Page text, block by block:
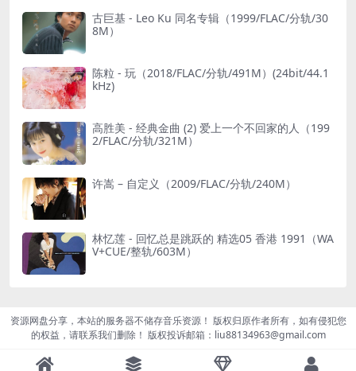
古巨基 - Leo Ku 同名专辑（1999/FLAC/分轨/30
8M）
陈粒 - 玩（2018/FLAC/分轨/491M）(24bit/44.1
kHz)
高胜美 - 经典金曲 (2) 爱上一个不回家的人（199
2/FLAC/分轨/321M）
许嵩 – 自定义（2009/FLAC/分轨/240M）
林忆莲 - 回忆总是跳跃的 精选05 香港 1991（WA
V+CUE/整轨/603M）
资源网盘分享，本站的服务器不储存音乐资源！ 版权归原作者所有，如有侵犯您
的权益，请联系我们删除！ 版权投诉邮箱：liu88134963@gmail.com